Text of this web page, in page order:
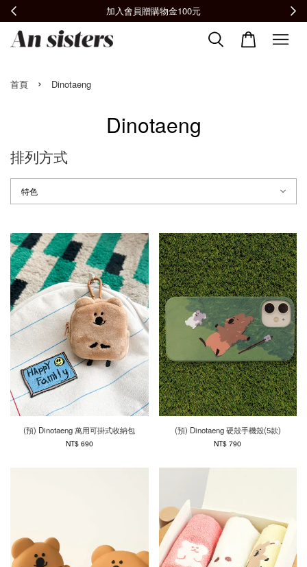
贈購物金100元 全館滿2000免運📦
首頁 › Dinotaeng
Dinotaeng
排列方式
(預) Dinotaeng 萬用可掛式收納包
NT$ 690
(預) Dinotaeng 硬殼手機殼(5款)
NT$ 790